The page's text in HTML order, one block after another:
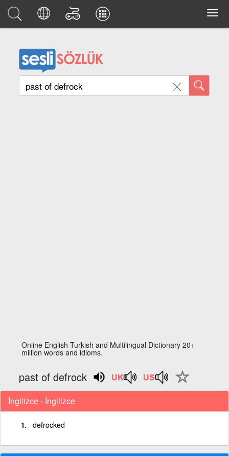
Online English Turkish and Multilingual Dictionary 20+
million words and idioms.
past of defrock
İngilizce - İngilizce
defrocked